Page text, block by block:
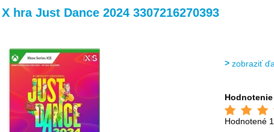
>>
hra Just Dance 2024 3307216270393
zobraziť
Hodnotené